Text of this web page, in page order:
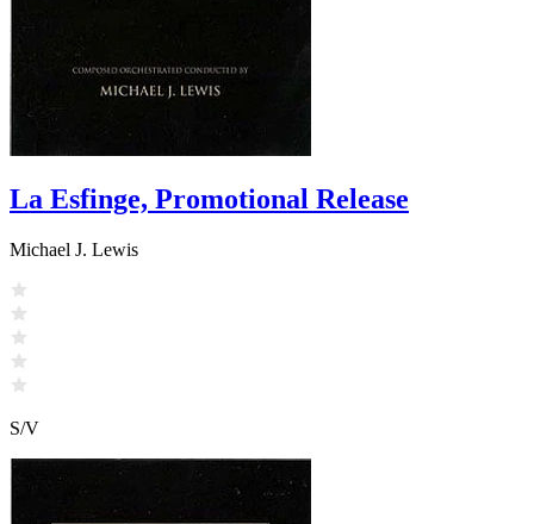
La Esfinge, Promotional Release
Michael J. Lewis
S/V